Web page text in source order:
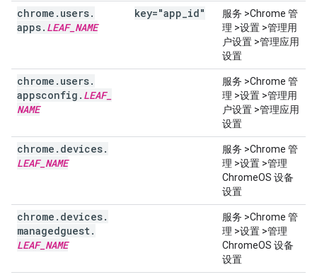
chrome . users.
apps. LEAF_ NAME
key="app id"
服务 >Chrome 管
理 >设置 >管理用
户设置 >管理应用
设置
chrome . users.
appsconfig . LEAF_
NAME
服务 >Chrome 管
理 >设置 >管理用
户设置 >管理应用
设置
chrome . devices.
LEAF_ NAME
服务 >Chrome 管
理 >设置 >管理
ChromeOS 设备
设置
chrome . devices.
managedguest.
LEAF_ NAME
服务 >Chrome 管
理 >设置 >管理
ChromeOS 设备
设置